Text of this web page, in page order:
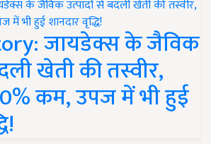
जायडेक्स के जैविक
खेती की तस्वीर,
कम, उपज में भी हुई